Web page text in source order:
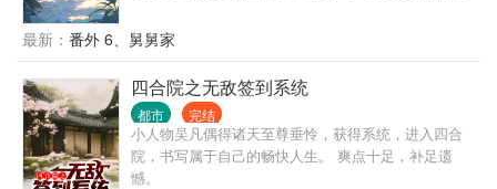
赶海工具。 从此，我的人生就像开了挂。 一把沙铲，
轻松日入数千； 一把铁锹，我居然挖到了一桶的黄油
蟹； 一支鱼竿在手，我感觉我承包了大海，属于自己
的大海，大黄花、大红斑… 简介无力，请看正文。
最新： 番外 6、舅舅家
四合院之无敌签到系统
都市 完结
小人物吴凡偶得诸天至尊垂怜，获得系统，进入四合
院，书写属于自己的畅快人生。 爽点十足，补足遗
憾。